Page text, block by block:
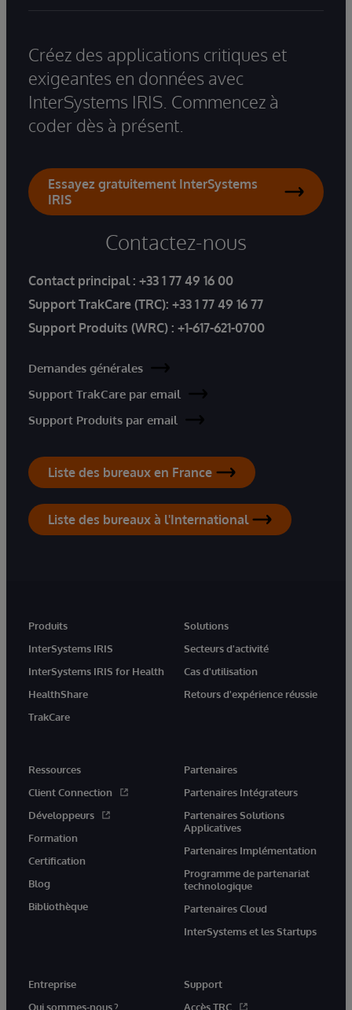
Créez des applications critiques et
exigeantes en données avec
InterSystems IRIS. Commencez à
coder dès à présent.
Essayez gratuitement InterSystems
IRIS
Contactez-nous
Contact principal : +33 1 77 49 16 00
Support TrakCare (TRC): +33 1 77 49 16 77
Support Produits (WRC) : +1-617-621-0700
Demandes générales
Support TrakCare par email
Support Produits par email
Liste des bureaux en France
Liste des bureaux à l'International
Produits
InterSystems IRIS
InterSystems IRIS for Health
HealthShare
TrakCare
Solutions
Secteurs d'activité
Cas d'utilisation
Retours d'expérience réussie
Ressources
Client Connection
Développeurs
Formation
Certification
Blog
Bibliothèque
Partenaires
Partenaires Intégrateurs
Partenaires Solutions
Applicatives
Partenaires Implémentation
Programme de partenariat
technologique
Partenaires Cloud
InterSystems et les Startups
Entreprise
Qui sommes-nous ?
Support
Accès TRC